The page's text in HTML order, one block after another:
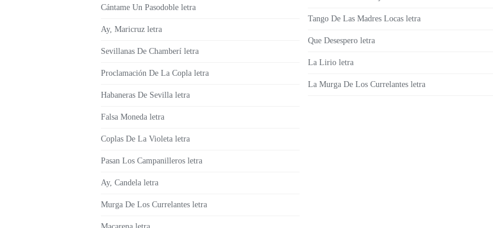
Cántame Un Pasodoble letra
Ay, Maricruz letra
Sevillanas De Chamberí letra
Proclamación De La Copla letra
Habaneras De Sevilla letra
Falsa Moneda letra
Coplas De La Violeta letra
Pasan Los Campanilleros letra
Ay, Candela letra
Murga De Los Currelantes letra
Tango De Las Madres Locas letra
Que Desespero letra
La Lirio letra
La Murga De Los Currelantes letra